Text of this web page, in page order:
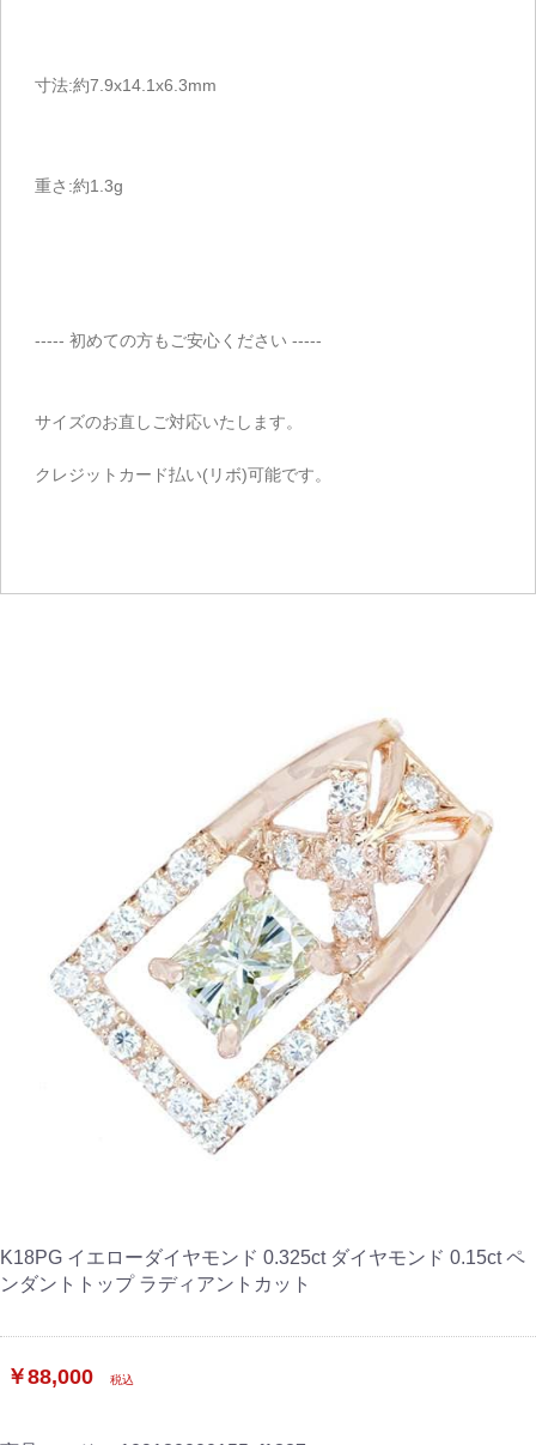
寸法:約7.9x14.1x6.3mm
重さ:約1.3g
----- 初めての方もご安心ください -----
サイズのお直しご対応いたします。
クレジットカード払い(リボ)可能です。
K18PG イエローダイヤモンド 0.325ct ダイヤモンド 0.15ct ペ
ンダントトップ ラディアントカット
￥88,000 税込